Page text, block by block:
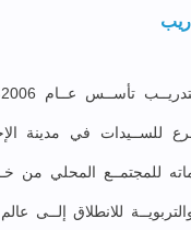
للســيدات في مدينة
للمجتمــع المحلي من
للانطلاق إلــى